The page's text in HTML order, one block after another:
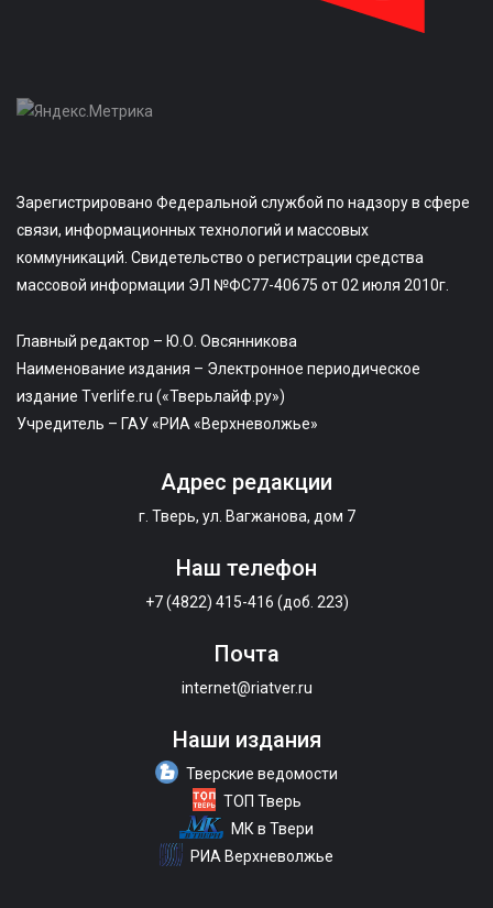
Зарегистрировано Федеральной службой по надзору в сфере
связи, информационных технологий и массовых
коммуникаций. Свидетельство о регистрации средства
массовой информации ЭЛ №ФС77-40675 от 02 июля 2010г.
Главный редактор – Ю.О. Овсянникова
Наименование издания – Электронное периодическое
издание Tverlife.ru («Тверьлайф.ру»)
Учредитель – ГАУ «РИА «Верхневолжье»
Адрес редакции
г. Тверь, ул. Вагжанова, дом 7
Наш телефон
+7 (4822) 415-416 (доб. 223)
Почта
internet@riatver.ru
Наши издания
Тверские ведомости
ТОП Тверь
МК в Твери
РИА Верхневолжье